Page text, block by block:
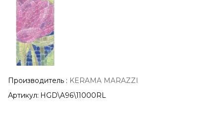
Производитель : KERAMA MARAZZI
Артикул: HGD\A96\11000RL